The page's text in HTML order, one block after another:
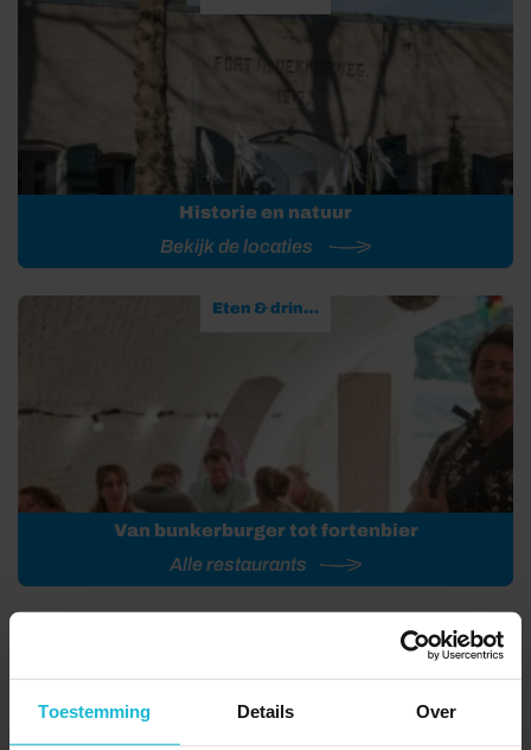
Toestemming Details Over
Historie en natuur
Bekijk de locaties
Eten & drinken
Van bunkerburger tot fortenbier
Alle restaurants
FORTEN EN VESTINGEN OP DE KAART